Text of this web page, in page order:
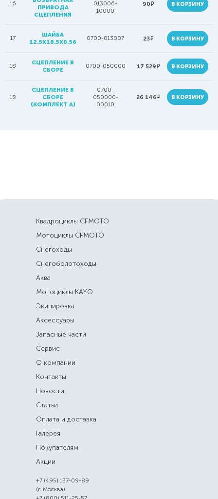
16
ПРИВОДА
СЦЕПЛЕНИЯ
013006-
10000
90руб. В КОРЗИНУ
17
ШАЙБА
12.5X18.5X0.56
0700-013007 23руб. В КОРЗИНУ
18
СЦЕПЛЕНИЕ В
СБОРЕ
0700-050000 17 529руб. В КОРЗИНУ
18
СЦЕПЛЕНИЕ В
СБОРЕ
(КОМПЛЕКТ А)
0700-
050000-
00010
26 146руб. В КОРЗИНУ
Квадроциклы CFMOTO
Мотоциклы CFMOTO
Снегоходы
Снегоболотоходы
Аква
Мотоциклы KAYO
Экипировка
Аксессуары
Запасные части
Сервис
О компании
Контакты
Новости
Статьи
Оплата и доставка
Галерея
Покупателям
Акции
+7 (495) 137-09-89
(г. Москва)